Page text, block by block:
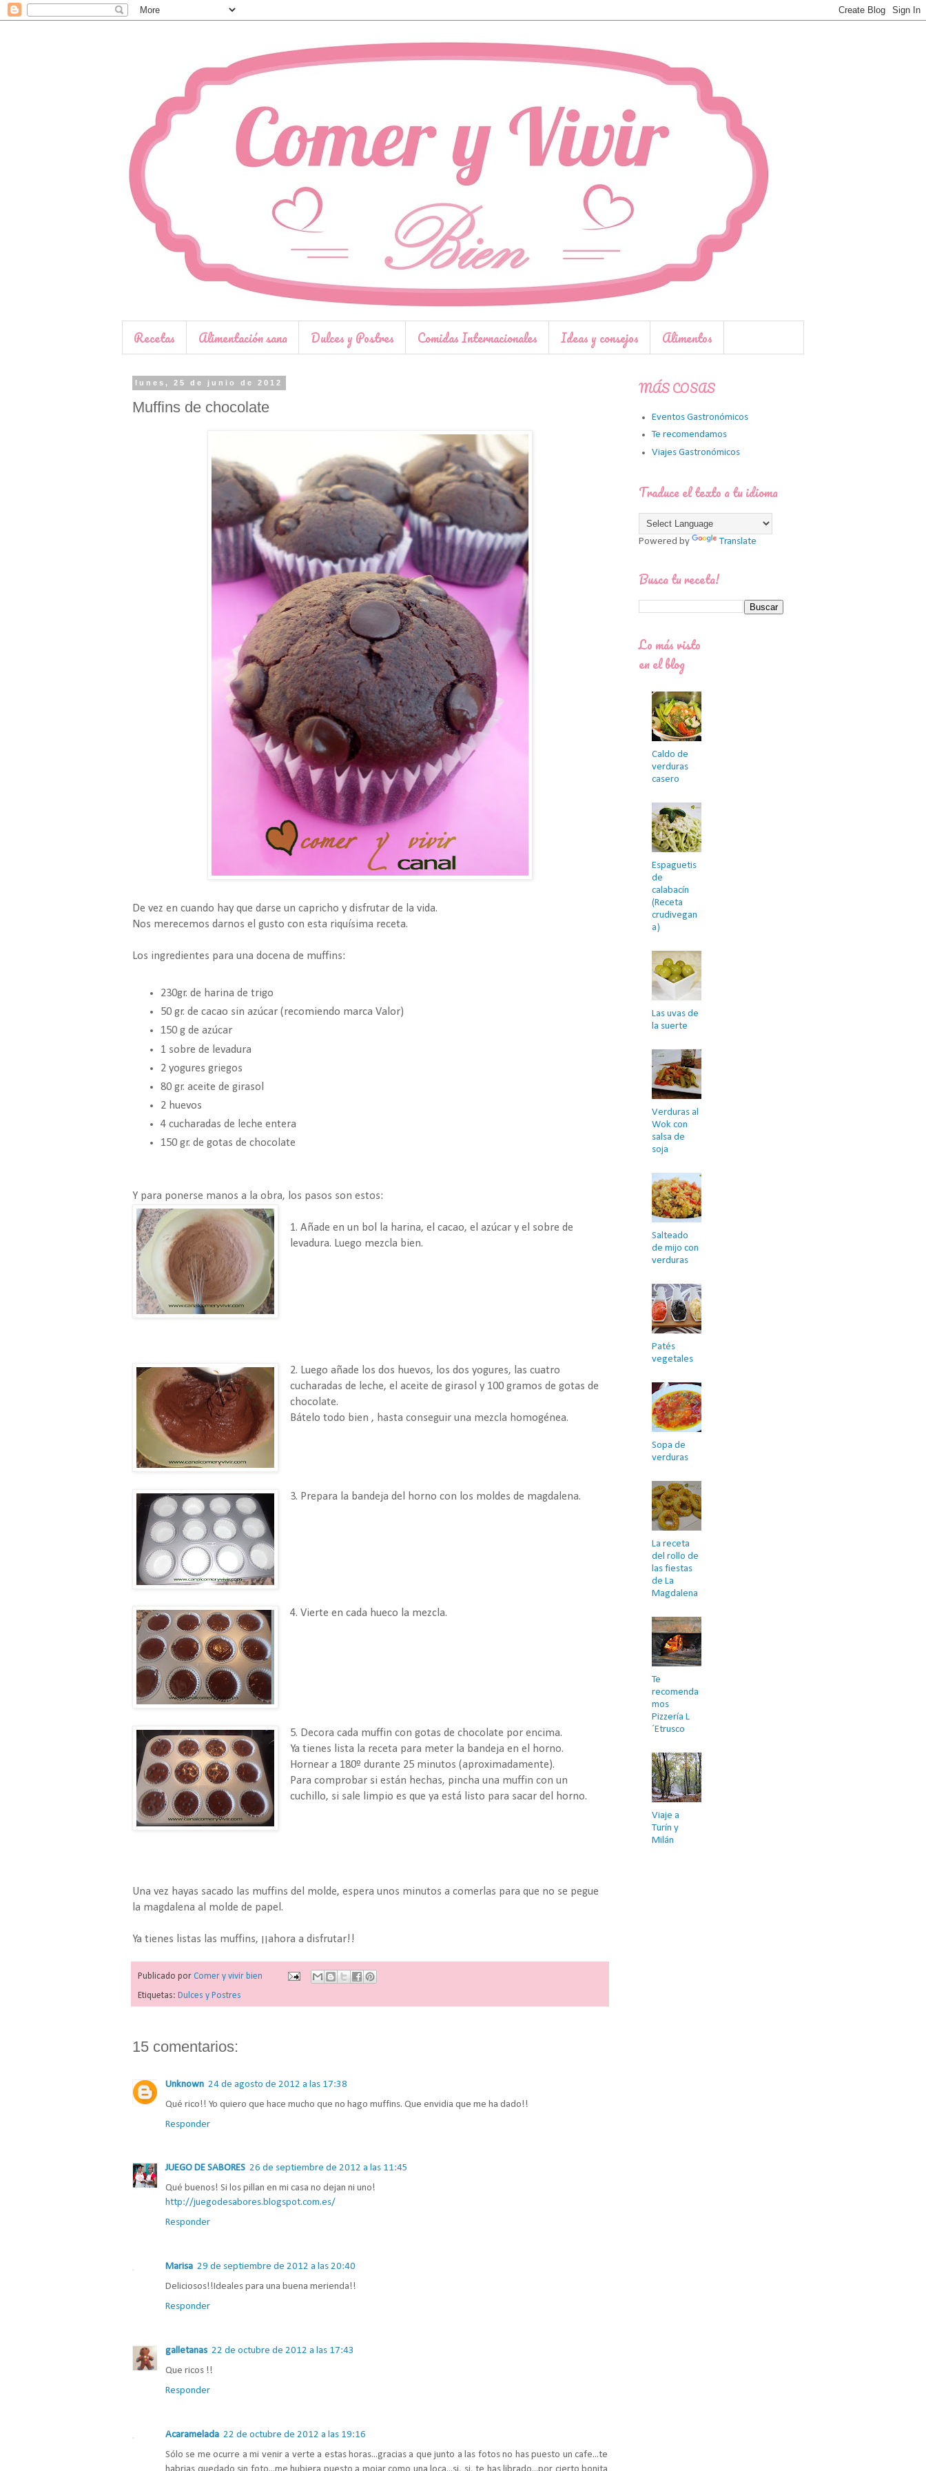
Recetas Alimentación sana Dulces y Postres Comidas Internacionales Ideas y consejos Alimentos
lunes, 25 de junio de 2012
Muffins de chocolate
De vez en cuando hay que darse un capricho y disfrutar de la vida.
Nos merecemos darnos el gusto con esta riquísima receta.
Los ingredientes para una docena de muffins:
230gr. de harina de trigo
50 gr. de cacao sinazúcar (recomiendo marca Valor)
150 g de azúcar
1 sobre de levadura
2 yogures griegos
80 gr. aceite de girasol
2 huevos
4 cucharadas de leche entera
150 gr. de gotas de chocolate
Y para ponerse manos a la obra, los pasos son estos:
1. Añade en un bol la harina, el cacao, el azúcar y el sobre de
levadura. Luego mezcla bien.
2. Luego añade los dos huevos, los dos yogures, las cuatro
cucharadas de leche, el aceite de girasol y 100 gramos de gotas de
chocolate.
Bátelo todo bien , hasta conseguir una mezcla homogénea.
3. Prepara la bandeja del horno con los moldes de magdalena.
4. Vierte en cada hueco la mezcla.
5. Decora cada muffin con gotas de chocolate por encima.
Ya tienes lista la receta para meter la bandeja en el horno.
Hornear a 180º durante 25 minutos (aproximadamente).
Para comprobar si están hechas, pincha una muffin con un
cuchillo, si sale limpio es que ya está listo para sacar del horno.
Una vez hayas sacado las muffins del molde, espera unos minutos a comerlas para que no se pegue
la magdalena al molde de papel.
Ya tienes listas las muffins, ¡¡ahora a disfrutar!!
Publicado por Comer y vivir bien
Etiquetas: Dulces y Postres
15 comentarios:
Unknown 24 de agosto de 2012 a las 17:38
Qué rico!! Yo quiero que hace mucho que no hago muffins. Que envidia que me ha dado!!
Responder
JUEGO DE SABORES 26 de septiembre de 2012 a las 11:45
Qué buenos! Si los pillan en mi casa no dejan ni uno!
http://juegodesabores.blogspot.com.es/
Responder
Marisa 29 de septiembre de 2012 a las 20:40
Deliciosos!!Ideales para una buena merienda!!
Responder
galletanas 22 de octubre de 2012 a las 17:43
Que ricos !!
Responder
Acaramelada 22 de octubre de 2012 a las 19:16
Sólo se me ocurre a mi venir a verte a estas horas...gracias a que junto a las fotos no has puesto un cafe...te
MÁS COSAS
Eventos Gastronómicos
Te recomendamos
Viajes Gastronómicos
Traduce el texto a tu idioma
Powered by Translate
Busca tu receta!
Lo más visto
en el blog
Caldo de
verduras
casero
Espaguetis
de
calabacín
(Receta
crudivegan
a)
Las uvas de
la suerte
Verduras al
Wok con
salsa de
soja
Salteado
de mijo con
verduras
Patés
vegetales
Sopa de
verduras
La receta
del rollo de
las fiestas
de La
Magdalena
Te
recomenda
mos
Pizzería L
´Etrusco
Viaje a
Turín y
Milán